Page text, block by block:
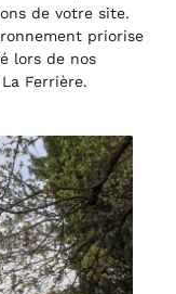
de votre site.
priorise
lors de nos
Ferrière.